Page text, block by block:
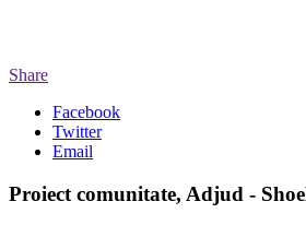
Share
Facebook
Twitter
Email
Proiect comunitate, Adjud -